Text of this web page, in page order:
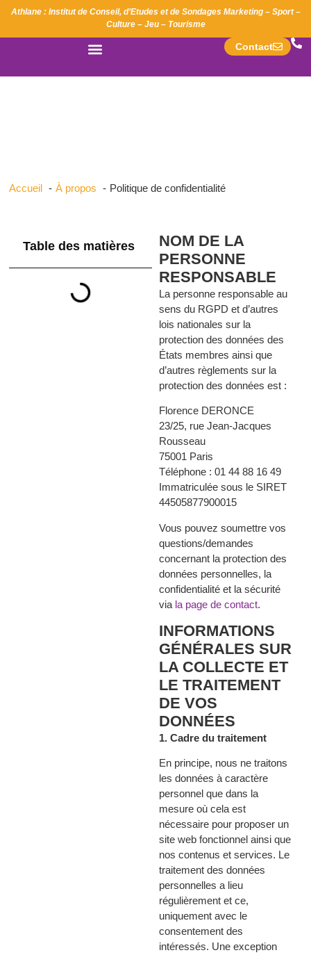
Athlane : Institut de Conseil, d’Etudes et de Sondages Marketing – Sport –
Culture – Jeu – Tourisme
Contact
Accueil À propos Politique de confidentialité
Table des matières
NOM DE LA
PERSONNE
RESPONSABLE
La personne responsable au
sens du RGPD et d’autres
lois nationales sur la
protection des données des
États membres ainsi que
d’autres règlements sur la
protection des données est :
Florence DERONCE
23/25, rue Jean-Jacques
Rousseau
75001 Paris
Téléphone : 01 44 88 16 49
Immatriculée sous le SIRET
44505877900015
Vous pouvez soumettre vos
questions/demandes
concernant la protection des
données personnelles, la
confidentialité et la sécurité
via la page de contact.
INFORMATIONS
GÉNÉRALES SUR
LA COLLECTE ET
LE TRAITEMENT
DE VOS
DONNÉES
1. Cadre du traitement
En principe, nous ne traitons
les données à caractère
personnel que dans la
mesure où cela est
nécessaire pour proposer un
site web fonctionnel ainsi que
nos contenus et services. Le
traitement des données
personnelles a lieu
régulièrement et ce,
uniquement avec le
consentement des
intéressés. Une exception